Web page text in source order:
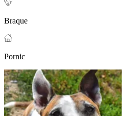
Braque
Pornic